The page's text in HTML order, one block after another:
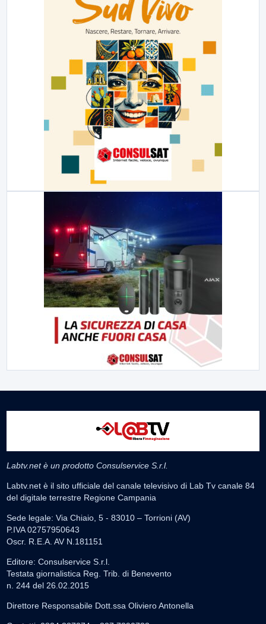
Labtv.net è un prodotto Consulservice S.r.l.
Labtv.net è il sito ufficiale del canale televisivo di Lab Tv canale 84
del digitale terrestre Regione Campania
Sede legale: Via Chiaio, 5 - 83010 – Torrioni (AV)
P.IVA 02757950643
Oscr. R.E.A. AV N.181151
Editore: Consulservice S.r.l.
Testata giornalistica Reg. Trib. di Benevento
n. 244 del 26.02.2015
Direttore Responsabile Dott.ssa Oliviero Antonella